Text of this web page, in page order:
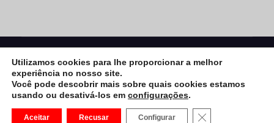
© 2026Net Placa- Todos os Direitos Reservados |
Desenvolvimento:Vega Web
eCommerce Gem byProDesigns
Utilizamos cookies para lhe proporcionar a melhor
experiência no nosso site.
Você pode descobrir mais sobre quais cookies estamos
usando ou desativá-los em configurações.
Aceitar Recusar Configurar CLOSE GDPR